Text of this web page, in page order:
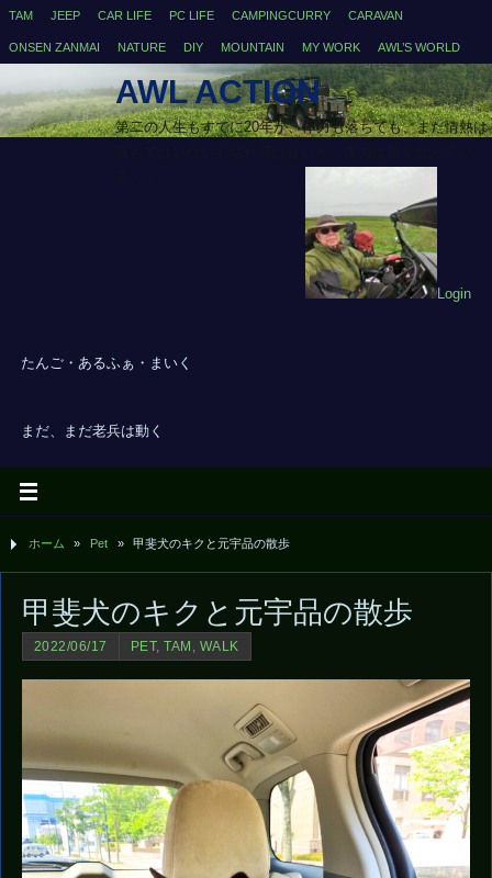
TAM JEEP CAR LIFE PC LIFE CAMPINGCURRY CARAVAN
ONSEN ZANMAI NATURE DIY MOUNTAIN MY WORK AWL’S WORLD
AWL ACTION
第二の人生もすでに20年が、体力も落ちても、まだ情熱は
Login
たんご・あるふぁ・まいく
まだ、まだ老兵は動く
ホーム » Pet » 甲斐犬のキクと元宇品の散歩
甲斐犬のキクと元宇品の散歩
2022/06/17 PET,TAM , WALK